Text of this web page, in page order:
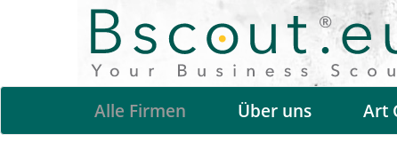
Alle Firmen Über uns Art